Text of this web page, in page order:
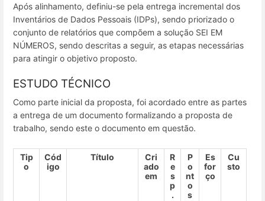
Após alinhamento, definiu-se pela entrega incremental dos
Inventários de Dados Pessoais (IDPs), sendo priorizado o
conjunto de relatórios que compõem a solução SEI EM
NÚMEROS, sendo descritas a seguir, as etapas necessárias
para atingir o objetivo proposto.
ESTUDO TÉCNICO
Como parte inicial da proposta, foi acordado entre as partes
a entrega de um documento formalizando a proposta de
trabalho, sendo este o documento em questão.
Tip
o
Cód
igo
Título
Cri
ado
em
R
e
s
p
.
P
o
nt
o
s
Es
for
ço
Cu
sto